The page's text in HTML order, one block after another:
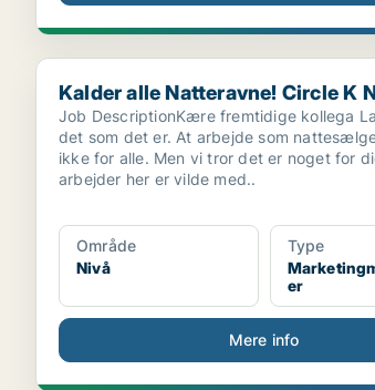
Kalder alle Natteravne! Circle K Nivå
Kalder alle Natteravne! Circle K
Job DescriptionKære fremtidige kollega
det som det er. At arbejde som
ikke for alle. Men vi tror det er noget for
arbejder her er vilde med..
Område
Nivå
Type
er
Mere info